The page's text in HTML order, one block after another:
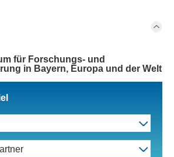
für Forschungs- und
in Bayern, Europa und der Welt